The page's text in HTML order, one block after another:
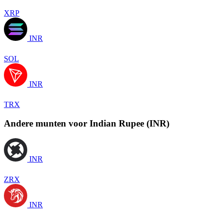
XRP
INR
SOL
INR
TRX
Andere munten voor Indian Rupee (INR)
INR
ZRX
INR